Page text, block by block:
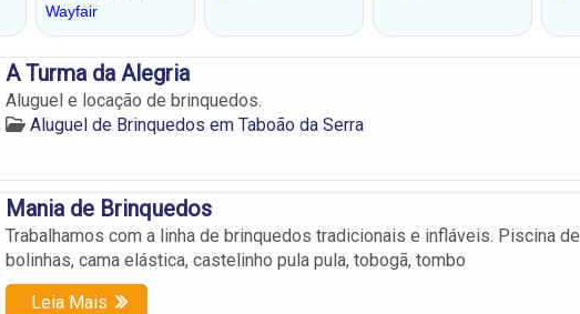
A Turma da Alegria
Aluguel e locação de brinquedos.
Aluguel de Brinquedos em Taboão da Serra
Mania de Brinquedos
Trabalhamos com a linha de brinquedos tradicionais e infláveis. Piscina de
bolinhas, cama elástica, castelinho pula pula, tobogã, tombo
Leia Mais